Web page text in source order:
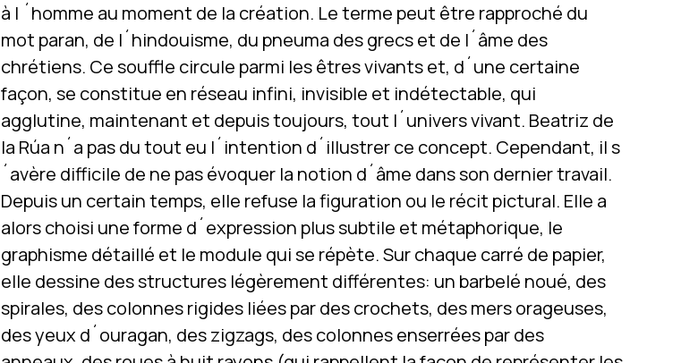
à l ´homme au moment de la création. Le terme peut être rapproché du
mot paran, de l´hindouisme, du pneuma des grecs et de l´âme des
chrétiens. Ce souffle circule parmi les êtres vivants et, d´une certaine
façon, se constitue en réseau infini, invisible et indétectable, qui
agglutine, maintenant et depuis toujours, tout l´univers vivant. Beatriz de
la Rúa n´a pas du tout eu l´intention d´illustrer ce concept. Cependant, il s
´avère difficile de ne pas évoquer la notion d´âme dans son dernier travail.
Depuis un certain temps, elle refuse la figuration ou le récit pictural. Elle a
alors choisi une forme d´expression plus subtile et métaphorique, le
graphisme détaillé et le module qui se répète. Sur chaque carré de papier,
elle dessine des structures légèrement différentes: un barbelé noué, des
spirales, des colonnes rigides liées par des crochets, des mers orageuses,
des yeux d´ouragan, des zigzags, des colonnes enserrées par des